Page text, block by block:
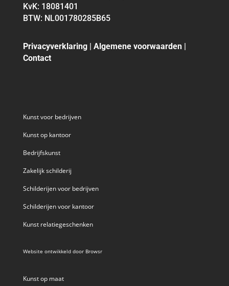
KvK: 18081401
BTW: NL001780285B65
Privacyverklaring| Algemene voorwaarden|
Contact
Kunst voor bedrijven
Kunst op kantoor
Bedrijfskunst
Zakelijk schilderij
Schilderijen voor bedrijven
Schilderijen voor kantoor
Kunst relatiegeschenken
Website ontwikkeld door Browsr
Kunst op maat